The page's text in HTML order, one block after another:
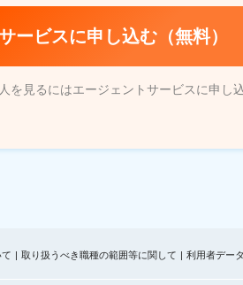
ービスに申し込む（無料）
を見るにはエージェントサービスに申し
取り扱うべき職種の範囲等に関して 利用者デー